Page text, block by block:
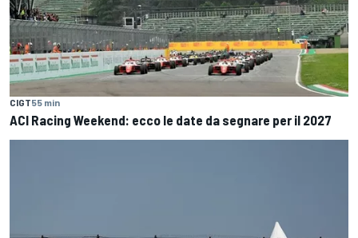
CIGT55 min
ACI Racing Weekend: ecco le date da segnare per il 2027